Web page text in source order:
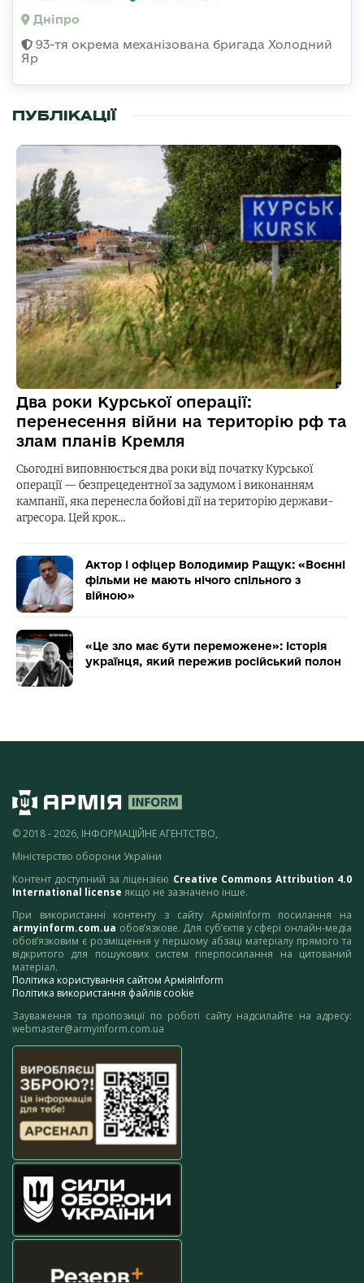
Дніпро
93-тя окрема механізована бригада Холодний
Яр
ПУБЛІКАЦІЇ
Два роки Курської операції:
перенесення війни на територію рф та
злам планів Кремля
Сьогодні виповнюється два роки від початку Курської
операції — безпрецедентної за задумом і виконанням
кампанії, яка перенесла бойові дії на територію держави-
агресора. Цей крок…
Актор і офіцер Володимир Ращук: «Воєнні
фільми не мають нічого спільного з
війною»
«Це зло має бути переможене»: історія
українця, який пережив російський полон
© 2018 - 2026, ІНФОРМАЦІЙНЕ АГЕНТСТВО,
Міністерство оборони України
Контент доступний за ліцензією Creative Commons Attribution 4.0
International license якщо не зазначено інше.
При використанні контенту з сайту АрміяInform посилання на
armyinform.com.ua обов’язкове. Для суб’єктів у сфері онлайн-медіа
обов’язковим є розміщення у першому абзаці матеріалу прямого та
відкритого для пошукових систем гіперпосилання на цитований
матеріал.
Політика користування сайтом АрміяInform
Політика використання файлів cookie
Зауваження та пропозиції по роботі сайту надсилайте на адресу:
webmaster@armyinform.com.ua